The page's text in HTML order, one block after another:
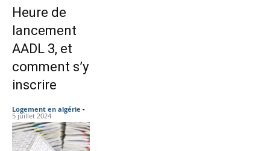
Heure de
lancement
AADL 3, et
comment s’y
inscrire
Logement en algérie -
5 juillet 2024